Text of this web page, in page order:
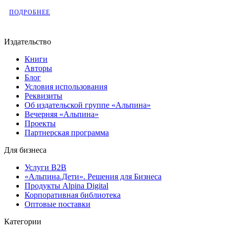
ПОДРОБНЕЕ
Издательство
Книги
Авторы
Блог
Условия использования
Реквизиты
Об издательской группе «Альпина»
Вечерняя «Альпина»
Проекты
Партнерская программа
Для бизнеса
Услуги B2B
«Альпина.Дети». Решения для Бизнеса
Продукты Alpina Digital
Корпоративная библиотека
Оптовые поставки
Категории